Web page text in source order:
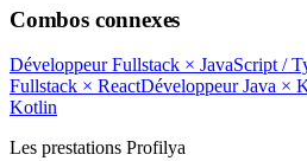
Combos connexes
Développeur Fullstack × JavaScript /
Fullstack × ReactDéveloppeur Java ×
Kotlin
Les prestations Profilya